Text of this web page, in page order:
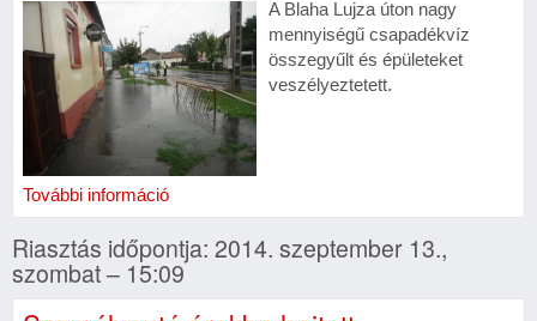
A Blaha Lujza úton nagy
mennyiségű csapadékvíz
összegyűlt és épületeket
veszélyeztetett.
További információ
Riasztás időpontja: 2014. szeptember 13.,
szombat – 15:09